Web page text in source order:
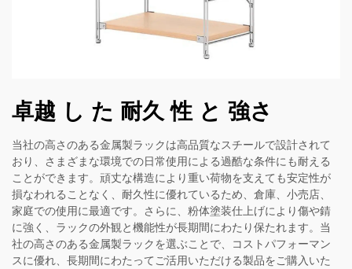
卓越 し た 耐久 性 と 強さ
当社の高さのある金属製ラックは高品質なスチールで設計されて
おり、さまざまな環境での日常使用による過酷な条件にも耐える
ことができます。頑丈な構造により重い荷物を支えても安定性が
損なわれることなく、耐久性に優れているため、倉庫、小売店、
家庭での使用に最適です。さらに、粉体塗装仕上げにより傷や錆
に強く、ラックの外観と機能性が長期間にわたり保たれます。当
社の高さのある金属製ラックを選ぶことで、コストパフォーマン
スに優れ、長期間にわたってご活用いただける製品をご購入いた